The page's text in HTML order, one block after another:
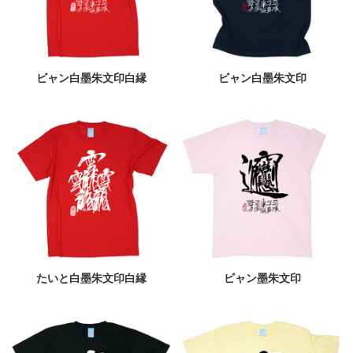
ビャン白墨朱文印白縁 ビャン白墨朱文印
たいと白墨朱文印白縁 ビャン墨朱文印